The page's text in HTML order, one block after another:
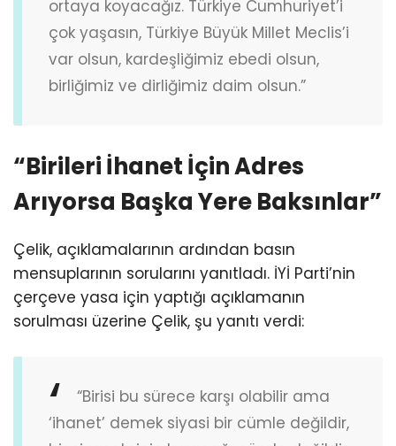
ortaya koyacağız. Türkiye Cumhuriyet’i
çok yaşasın, Türkiye Büyük Millet Meclis’i
var olsun, kardeşliğimiz ebedi olsun,
birliğimiz ve dirliğimiz daim olsun.”
“Birileri İhanet İçin Adres
Arıyorsa Başka Yere Baksınlar”
Çelik, açıklamalarının ardından basın
mensuplarının sorularını yanıtladı. İYİ Parti’nin
çerçeve yasa için yaptığı açıklamanın
sorulması üzerine Çelik, şu yanıtı verdi:
“Birisi bu sürece karşı olabilir ama
‘ihanet’ demek siyasi bir cümle değildir,